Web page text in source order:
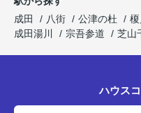
成田
八街 公津の杜
成田湯川
宗吾参道 芝山
ハウス